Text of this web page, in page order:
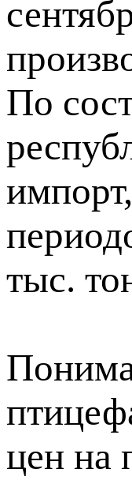
По
тыс.
цен на